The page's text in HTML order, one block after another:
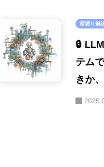
深堀り解
🔒
テム
きか